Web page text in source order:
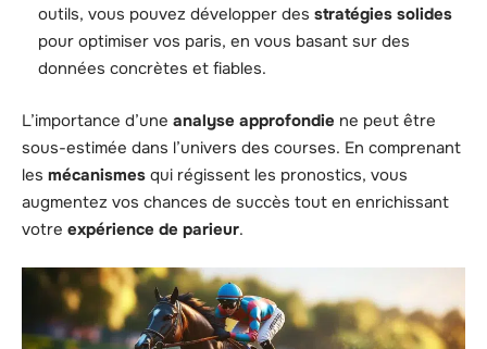
outils, vous pouvez développer des stratégies solides
pour optimiser vos paris, en vous basant sur des
données concrètes et fiables.
L’importance d’une analyse approfondie ne peut être
sous-estimée dans l’univers des courses. En comprenant
les mécanismes qui régissent les pronostics, vous
augmentez vos chances de succès tout en enrichissant
votre expérience de parieur.